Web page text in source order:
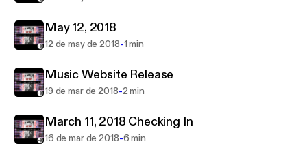
May 12, 2018
12 de may de 2018-1 min
Music Website Release
19 de mar de 2018-2 min
March 11, 2018 Checking In
16 de mar de 2018-6 min